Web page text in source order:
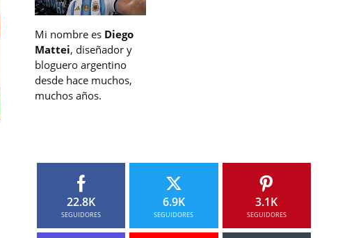
Mi nombre es Diego
Mattei, diseñador y
bloguero argentino
desde hace muchos,
muchos años.
22.8K
SEGUIDORES
6.9K
SEGUIDORES
3.1K
SEGUIDORES